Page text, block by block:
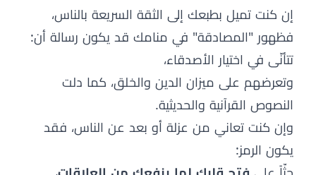
إن كنت تميل بطبعك إلى الثقة السريعة بالناس،
فظهور "المصادقة" في منامك قد يكون رسالة أن:
تتأنّى في اختيار الأصدقاء،
وتعرضهم على ميزان الدين والخلق، كما دلت
النصوص القرآنية والحديثية.
وإن كنت تعاني من عزلة أو بعد عن الناس، فقد
يكون الرمز: